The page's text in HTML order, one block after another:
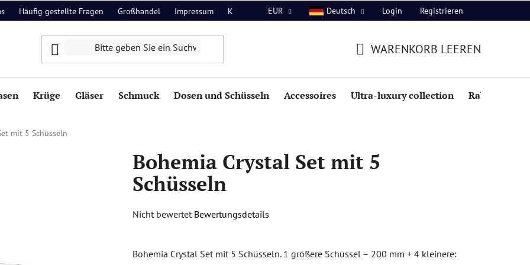
Häufig gestellte Fragen Großhandel Impressum Kontakt EUR Deutsch Login Registrieren
WARENKORB LEEREN
Krüge Gläser Schmuck Dosen und Schüsseln Accessoires Ultra-luxury collection Rabatte
mit 5 Schüsseln
Bohemia Crystal Set mit 5
Schüsseln
Die
ist
Nicht bewertet Bewertungsdetails
Bohemia Crystal Set mit 5 Schüsseln. 1 größere Schüssel – 200 mm + 4 kleinere: